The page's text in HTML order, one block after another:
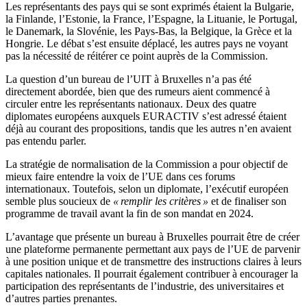
Les représentants des pays qui se sont exprimés étaient la Bulgarie,
la Finlande, l’Estonie, la France, l’Espagne, la Lituanie, le Portugal,
le Danemark, la Slovénie, les Pays-Bas, la Belgique, la Grèce et la
Hongrie. Le débat s’est ensuite déplacé, les autres pays ne voyant
pas la nécessité de réitérer ce point auprès de la Commission.
La question d’un bureau de l’UIT à Bruxelles n’a pas été
directement abordée, bien que des rumeurs aient commencé à
circuler entre les représentants nationaux. Deux des quatre
diplomates européens auxquels EURACTIV s’est adressé étaient
déjà au courant des propositions, tandis que les autres n’en avaient
pas entendu parler.
La stratégie de normalisation de la Commission a pour objectif de
mieux faire entendre la voix de l’UE dans ces forums
internationaux. Toutefois, selon un diplomate, l’exécutif européen
semble plus soucieux de « remplir les critères » et de finaliser son
programme de travail avant la fin de son mandat en 2024.
L’avantage que présente un bureau à Bruxelles pourrait être de créer
une plateforme permanente permettant aux pays de l’UE de parvenir
à une position unique et de transmettre des instructions claires à leurs
capitales nationales. Il pourrait également contribuer à encourager la
participation des représentants de l’industrie, des universitaires et
d’autres parties prenantes.